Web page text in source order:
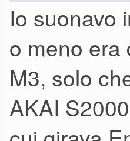
cioè piani
tutti, e tutti
Con il
nella stessa
Io suonavo
o meno era
M3, solo
AKAI